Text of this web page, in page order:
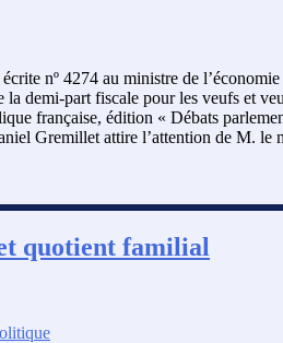
nº 4274 au ministre de
la demi-part fiscale pour les veufs et
française, édition « Débats
Gremillet attire l’attention de M. le
quotient familial